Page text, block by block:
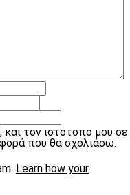
τον ιστότοπο μου σε
που θα σχολιάσω.
Learn how your